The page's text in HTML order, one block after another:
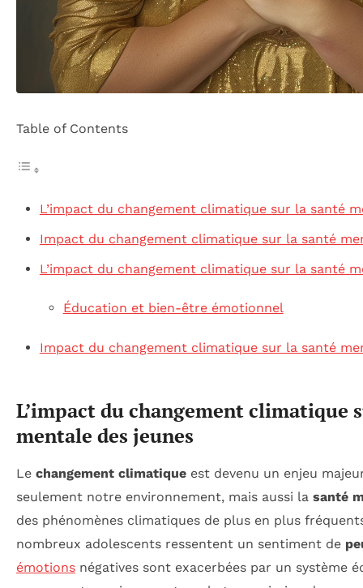
Table of Contents
L’impact du changement climatique sur la santé
Impact du changement climatique sur la santé
L’impact du changement climatique sur la santé
Éducation et bien-être émotionnel
Impact du changement climatique sur la santé
L’impact du changement climatique
mentale des jeunes
Le changement climatique est devenu un enjeu
seulement notre environnement, mais aussi la santé
des phénomènes climatiques de plus en plus
nombreux adolescents ressentent un sentiment de
émotions négatives sont exacerbées par un système